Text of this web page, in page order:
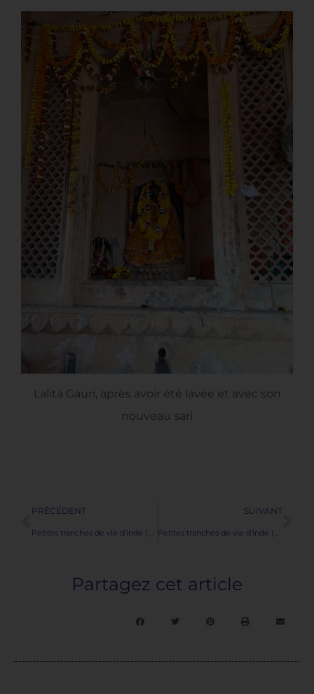
Lalita Gauri, après avoir été lavée et avec son
nouveau sari
Précédent
PRÉCÉDENT
Petites tranches de vie d’Inde (6) – Arrivée à Varanasi
SUIVANT
Petites tranches de vie d’Inde (8) – Les grottes de Barabar
Partagez cet article